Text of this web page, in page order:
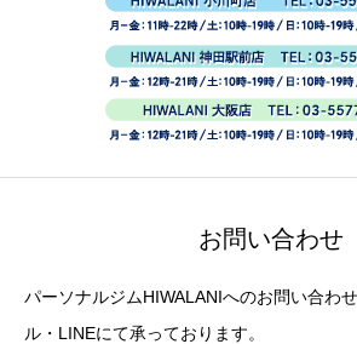
お問い合わせ
パーソナルジムHIWALANIへのお問い合わ
ル・LINEにて承っております。